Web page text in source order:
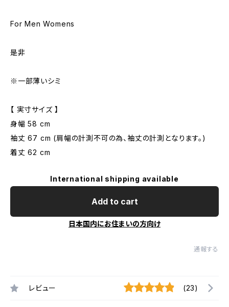
For Men Womens
是非
※一部薄いシミ
【 実寸サイズ 】
身幅 58 cm
袖丈 67 cm (肩幅の計測不可の為、袖丈の計測となります。)
着丈 62 cm
International shipping available
Add to cart
日本国内にお住まいの方向け
通報する
レビュー (23)